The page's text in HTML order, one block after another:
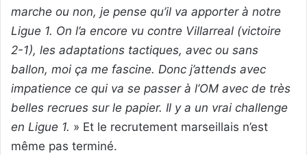
marche ou non, je pense qu’il va apporter à notre
Ligue 1. On l’a encore vu contre Villarreal (victoire
2-1), les adaptations tactiques, avec ou sans
ballon, moi ça me fascine. Donc j’attends avec
impatience ce qui va se passer à l’OM avec de très
belles recrues sur le papier. Il y a un vrai challenge
en Ligue 1. » Et le recrutement marseillais n’est
même pas terminé.